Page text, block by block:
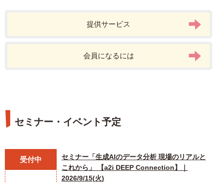
提供サービス
会員になるには
セミナー・イベント予定
受付中
セミナー「生成AIのデータ分析 現場のリアルと
これから」 【a2i DEEP Connection】｜
2026/9/15(火)